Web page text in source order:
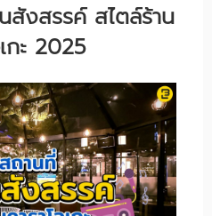
สังสรรค์ สไตล์ร้าน
กะ 2025